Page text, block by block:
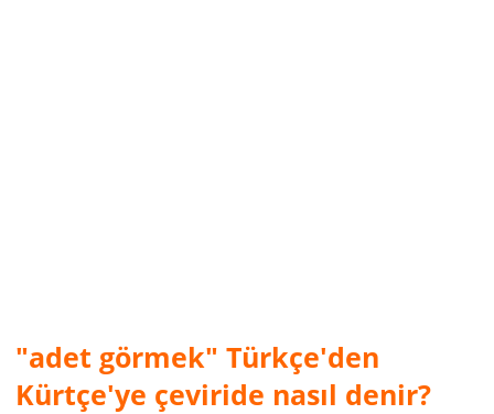
"adet görmek" Türkçe'den
Kürtçe'ye çeviride nasıl denir?